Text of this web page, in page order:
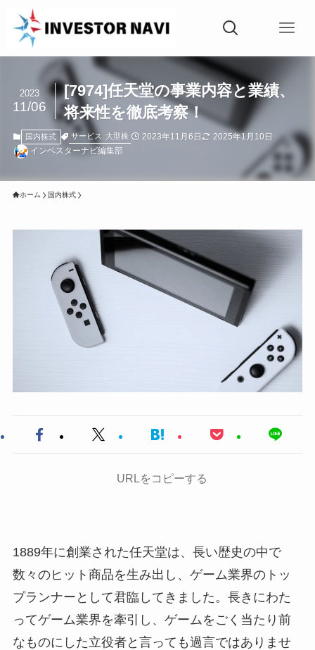
[7974]任天堂の事業内容と業績、
将来性を徹底考察！
2023
11/06
国内株式 サービス 大型株 2023年11月6日
2025年1月10日
インベスターナビ編集部
ホーム 国内株式
URLをコピーする
1889年に創業された任天堂は、長い歴史の中で
数々のヒット商品を生み出し、ゲーム業界のトッ
プランナーとして君臨してきました。長きにわた
ってゲーム業界を牽引し、ゲームをごく当たり前
なものにした立役者と言っても過言ではありませ